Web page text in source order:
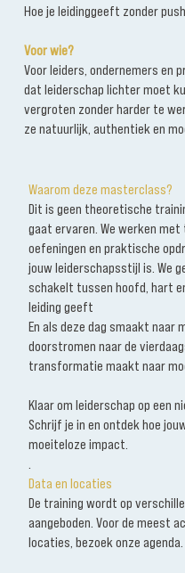
Hoe je leidinggeeft zonder
Voor wie?
Voor leiders, ondernemers en
dat leiderschap lichter moet
vergroten zonder harder te
ze natuurlijk, authentiek en
Waarom deze masterclass?
Dit is geen theoretische
gaat ervaren. We werken
oefeningen en praktische
jouw leiderschapsstijl is. We
schakelt tussen hoofd, hart
leiding geeft
En als deze dag smaakt naar
doorstromen naar de
transformatie maakt naar
Klaar om leiderschap op een
Schrijf je in en ontdek hoe
moeiteloze impact.
Data en locaties
De training wordt op
aangeboden. Voor de meest
locaties, bezoek onze agenda.